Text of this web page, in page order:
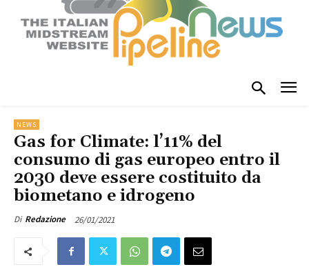
NEWS
Gas for Climate: l’11% del
consumo di gas europeo entro il
2030 deve essere costituito da
biometano e idrogeno
Di Redazione 26/01/2021